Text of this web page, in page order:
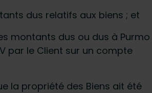
dus relatifs aux biens ; et
montants dus ou dus à Purmo
par le Client sur un compte
la propriété des Biens ait été